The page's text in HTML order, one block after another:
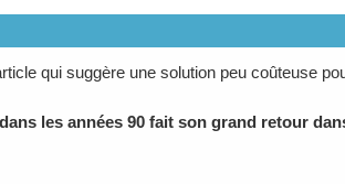
qui suggère une solution peu coûteuse
les années 90 fait son grand retour